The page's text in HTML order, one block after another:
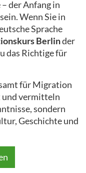
– der Anfang in
Wenn Sie in
Sprache
Berlinder
das Richtige für
für Migration
und vermitteln
sondern
Geschichte und